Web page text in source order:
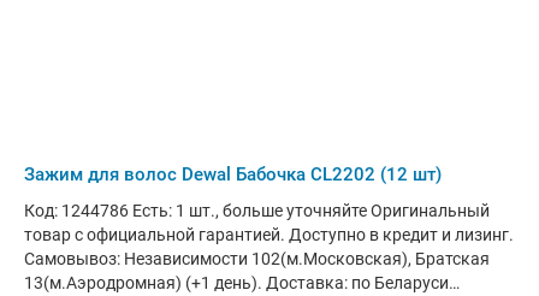
Зажим для волос Dewal Бабочка CL2202 (12 шт)
Код: 1244786 Есть: 1 шт., больше уточняйте Оригинальный
товар с официальной гарантией. Доступно в кредит и лизинг.
Самовывоз: Независимости 102(м.Московская), Братская
13(м.Аэродромная) (+1 день). Доставка: по Беларуси